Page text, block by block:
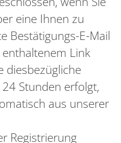
eine Ihnen zu
Bestätigungs-E-Mail
Link
diesbezügliche
Stunden erfolgt,
aus unserer
Registrierung